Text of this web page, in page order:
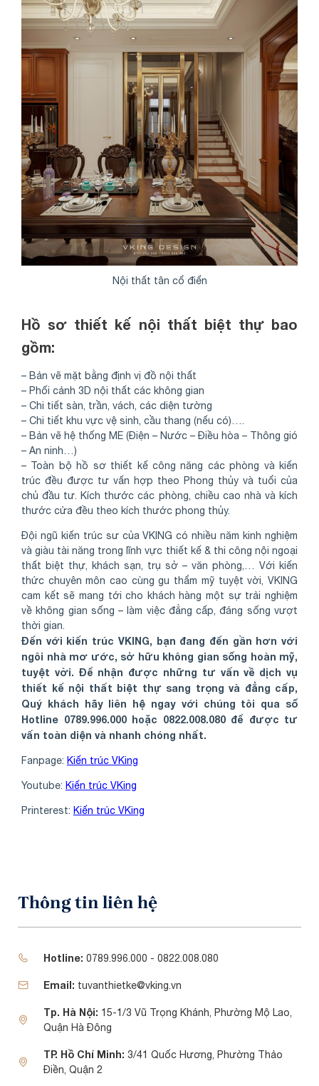
Nội thất tân cổ điển
Hồ sơ thiết kế nội thất biệt thự bao
gồm:
– Bản vẽ mặt bằng định vị đồ nội thất
– Phối cảnh 3D nội thất các không gian
– Chi tiết sàn, trần, vách, các diện tường
– Chi tiết khu vực vệ sinh, cầu thang (nếu có)….
– Bản vẽ hệ thống ME (Điện – Nước – Điều hòa – Thông gió
– An ninh…)
– Toàn bộ hồ sơ thiết kế công năng các phòng và kiến
trúc đều được tư vấn hợp theo Phong thủy và tuổi của
chủ đầu tư. Kích thước các phòng, chiều cao nhà và kích
thước cửa đều theo kích thước phong thủy.
Đội ngũ kiến trúc sư của VKING có nhiều năm kinh nghiệm
và giàu tài năng trong lĩnh vực thiết kế & thi công nội ngoại
thất biệt thự, khách sạn, trụ sở – văn phòng,… Với kiến
thức chuyên môn cao cùng gu thẩm mỹ tuyệt vời, VKING
cam kết sẽ mang tới cho khách hàng một sự trải nghiệm
về không gian sống – làm việc đẳng cấp, đáng sống vượt
thời gian.
Đến với kiến trúc VKING, bạn đang đến gần hơn với
ngôi nhà mơ ước, sở hữu không gian sống hoàn mỹ,
tuyệt vời. Để nhận được những tư vấn về dịch vụ
thiết kế nội thất biệt thự sang trọng và đẳng cấp,
Quý khách hãy liên hệ ngay với chúng tôi qua số
Hotline 0789.996.000 hoặc 0822.008.080 để được tư
vấn toàn diện và nhanh chóng nhất.
Fanpage: Kiến trúc VKing
Youtube: Kiến trúc VKing
Printerest: Kiến trúc VKing
Thông tin liên hệ
Hotline: 0789.996.000 - 0822.008.080
Email: tuvanthietke@vking.vn
Tp. Hà Nội: 15-1/3 Vũ Trọng Khánh, Phường Mộ Lao,
Quận Hà Đông
TP. Hồ Chí Minh: 3/41 Quốc Hương, Phường Thảo
Điền, Quận 2